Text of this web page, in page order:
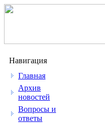
Навигация
Главная
Архив
новостей
Вопросы и
ответы